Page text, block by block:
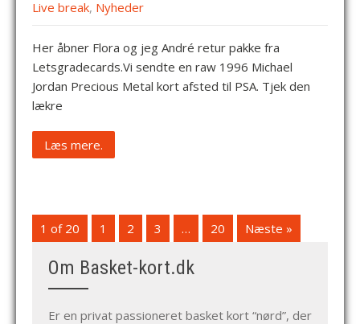
Live break, Nyheder
Her åbner Flora og jeg André retur pakke fra
Letsgradecards.Vi sendte en raw 1996 Michael
Jordan Precious Metal kort afsted til PSA. Tjek den
lækre
Læs mere.
1 of 20 1 2 3 … 20 Næste »
Om Basket-kort.dk
Er en privat passioneret basket kort “nørd”, der